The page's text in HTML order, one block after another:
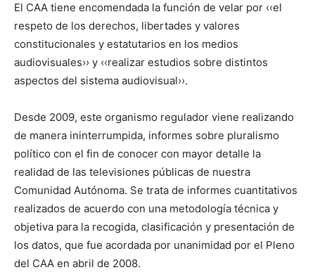
El CAA tiene encomendada la función de velar por ‹‹el
respeto de los derechos, libertades y valores
constitucionales y estatutarios en los medios
audiovisuales›› y ‹‹realizar estudios sobre distintos
aspectos del sistema audiovisual››.
Desde 2009, este organismo regulador viene realizando
de manera ininterrumpida, informes sobre pluralismo
político con el fin de conocer con mayor detalle la
realidad de las televisiones públicas de nuestra
Comunidad Autónoma. Se trata de informes cuantitativos
realizados de acuerdo con una metodología técnica y
objetiva para la recogida, clasificación y presentación de
los datos, que fue acordada por unanimidad por el Pleno
del CAA en abril de 2008.